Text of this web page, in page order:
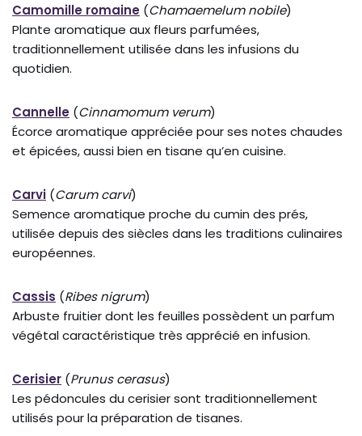
Camomille romaine (Chamaemelum nobile)
Plante aromatique aux fleurs parfumées,
traditionnellement utilisée dans les infusions du
quotidien.
Cannelle (Cinnamomum verum)
Écorce aromatique appréciée pour ses notes chaudes
et épicées, aussi bien en tisane qu’en cuisine.
Carvi (Carum carvi)
Semence aromatique proche du cumin des prés,
utilisée depuis des siècles dans les traditions culinaires
européennes.
Cassis (Ribes nigrum)
Arbuste fruitier dont les feuilles possèdent un parfum
végétal caractéristique très apprécié en infusion.
Cerisier (Prunus cerasus)
Les pédoncules du cerisier sont traditionnellement
utilisés pour la préparation de tisanes.